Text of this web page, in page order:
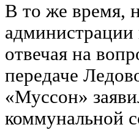
В то же время,
отвечая на
передаче
«Муссон»
коммунальной